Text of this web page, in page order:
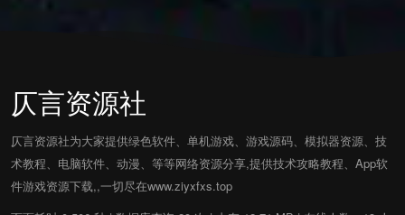
仄言资源社
仄言资源社为大家提供绿色软件、单机游戏、游戏源码、模拟器资源、技
术教程、电脑软件、动漫、等等网络资源分享,提供技术攻略教程、App软
件游戏资源下载,,一切尽在www.ziyxfxs.top